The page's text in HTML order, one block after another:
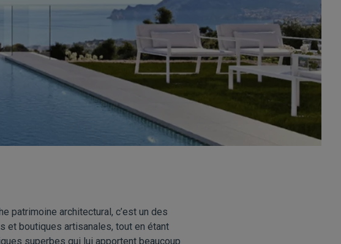
patrimoine architectural, c’est un des
et boutiques artisanales, tout en étant
superbes qui lui apportent beaucoup